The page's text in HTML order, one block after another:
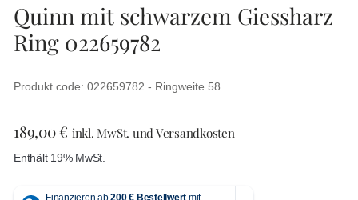
Quinn mit schwarzem Giessharz
Ring 022659782
Produkt code: 022659782 - Ringweite 58
189,00€ inkl. MwSt. und Versandkosten
Enthält 19% MwSt.